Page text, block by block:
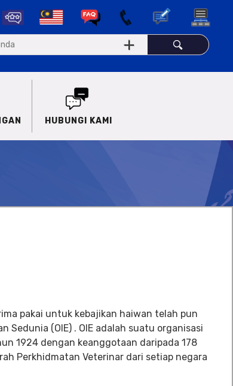
HUBUNGI KAMI
pakai untuk kebajikan haiwan telah pun
(OIE) . OIE adalah suatu organisasi
1924 dengan keanggotaan daripada 178
Perkhidmatan Veterinar dari setiap negara